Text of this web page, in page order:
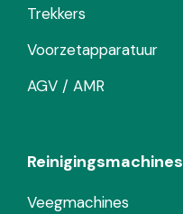
Trekkers
Voorzetapparatuur
AGV / AMR
Reinigingsmachines
Veegmachines